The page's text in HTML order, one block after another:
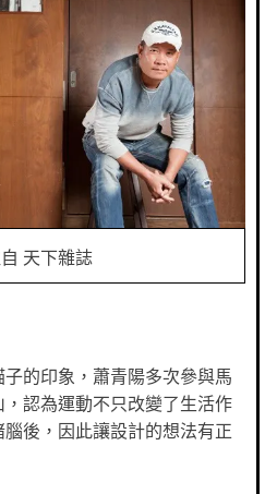
天下雜誌
的印象，蕭青陽多次參與馬
認為運動不只改變了生活作
後，因此讓設計的想法有正